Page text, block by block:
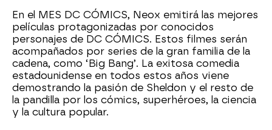
En el MES DC CÓMICS, Neox emitirá las mejores
películas protagonizadas por conocidos
personajes de DC CÓMICS. Estos filmes serán
acompañados por series de la gran familia de la
cadena, como ‘Big Bang’. La exitosa comedia
estadounidense en todos estos años viene
demostrando la pasión de Sheldon y el resto de
la pandilla por los cómics, superhéroes, la ciencia
y la cultura popular.